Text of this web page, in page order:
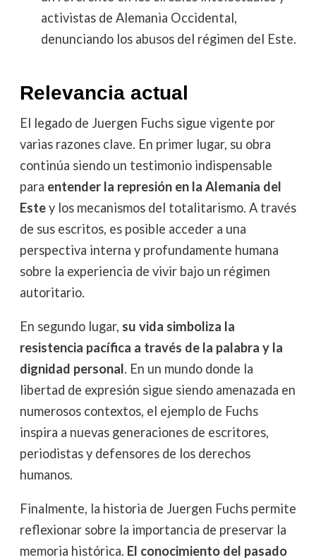
activistas de Alemania Occidental,
denunciando los abusos del régimen del Este.
Relevancia actual
El legado de Juergen Fuchs sigue vigente por
varias razones clave. En primer lugar, su obra
continúa siendo un testimonio indispensable
para entender la represión en la Alemania del
Estey los mecanismos del totalitarismo. A través
de sus escritos, es posible acceder a una
perspectiva interna y profundamente humana
sobre la experiencia de vivir bajo un régimen
autoritario.
En segundo lugar, su vida simboliza la
resistencia pacífica a través de la palabra y la
dignidad personal. En un mundo donde la
libertad de expresión sigue siendo amenazada en
numerosos contextos, el ejemplo de Fuchs
inspira a nuevas generaciones de escritores,
periodistas y defensores de los derechos
humanos.
Finalmente, la historia de Juergen Fuchs permite
reflexionar sobre la importancia de preservar la
memoria histórica. El conocimiento del pasado